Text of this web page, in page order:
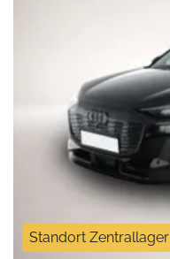
Standort Zentrallager